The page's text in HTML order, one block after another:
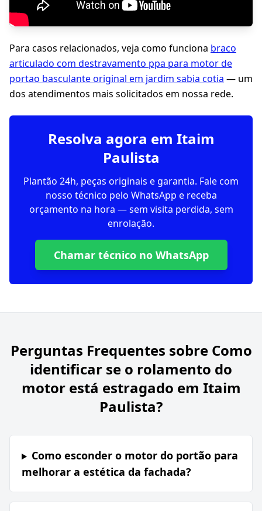
Para casos relacionados, veja como funciona braco
articulado com destravamento ppa para motor de
portao basculante original em jardim sabia cotia — um
dos atendimentos mais solicitados em nossa rede.
Resolva agora em Itaim
Paulista
Plantão 24h, peças originais e garantia. Fale com
nosso técnico pelo WhatsApp e receba
orçamento na hora — sem visita perdida, sem
enrolação.
Chamar técnico no WhatsApp
Perguntas Frequentes sobre Como
identificar se o rolamento do
motor está estragado em Itaim
Paulista?
Como esconder o motor do portão para
melhorar a estética da fachada?